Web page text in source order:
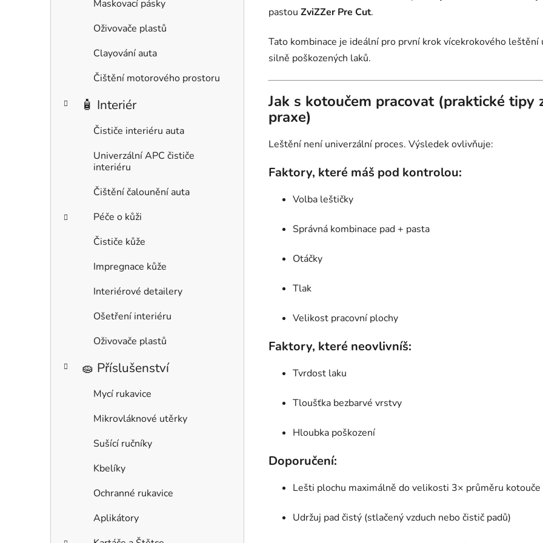
Maskovací pásky
Oživovače plastů
Clayování auta
Čištění motorového prostoru
🧴 Interiér
Čističe interiéru auta
Univerzální APC čističe
interiéru
Čištění čalounění auta
Péče o kůži
Čističe kůže
Impregnace kůže
Interiérové detailery
Ošetření interiéru
Oživovače plastů
🧽 Příslušenství
Mycí rukavice
Mikrovláknové utěrky
Sušící ručníky
Kbelíky
Ochranné rukavice
Aplikátory
pastou ZviZZer Pre Cut.
Tato kombinace je ideální pro první krok vícekrokového leštění
silně poškozených laků.
Jak s kotoučem pracovat (praktické tipy
praxe)
Leštění není univerzální proces. Výsledek ovlivňuje:
Faktory, které máš pod kontrolou:
Volba leštičky
Správná kombinace pad + pasta
Otáčky
Tlak
Velikost pracovní plochy
Faktory, které neovlivníš:
Tvrdost laku
Tloušťka bezbarvé vrstvy
Hloubka poškození
Doporučení:
Lešti plochu maximálně do velikosti 3× průměru kotouče
Udržuj pad čistý (stlačený vzduch nebo čistič padů)